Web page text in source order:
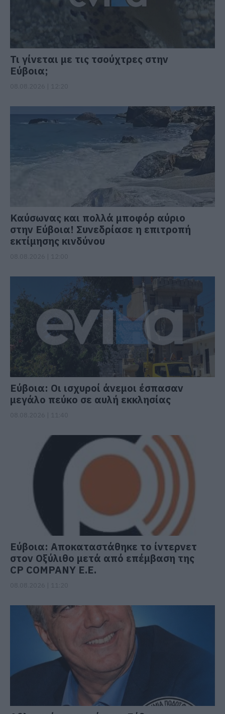
Τι γίνεται με τις τσούχτρες στην
Εύβοια;
Καύσωνας και πολλά μποφόρ αύριο
στην Εύβοια! Συνεδρίασε η επιτροπή
εκτίμησης κινδύνου
Εύβοια: Οι ισχυροί άνεμοι έσπασαν
μεγάλο πεύκο σε αυλή εκκλησίας
Εύβοια: Αποκαταστάθηκε το ίντερνετ
στον Οξύλιθο μετά από επέμβαση της
CP COMPANY Ε.Ε.